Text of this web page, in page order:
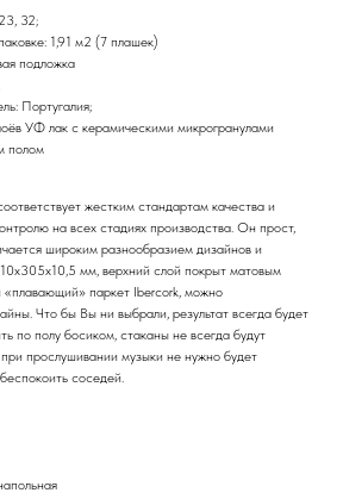
32;
1,91 м2 (7 плашек)
подложка
Португалия;
УФ лак с керамическими микрогранулами
полом
жестким стандартам качества и
на всех стадиях производства. Он прост,
широким разнообразием дизайнов и
мм, верхний слой покрыт матовым
«плавающий» паркет Ibercork, можно
Что бы Вы ни выбрали, результат всегда будет
по полу босиком, стаканы не всегда будут
прослушивании музыки не нужно будет
соседей.